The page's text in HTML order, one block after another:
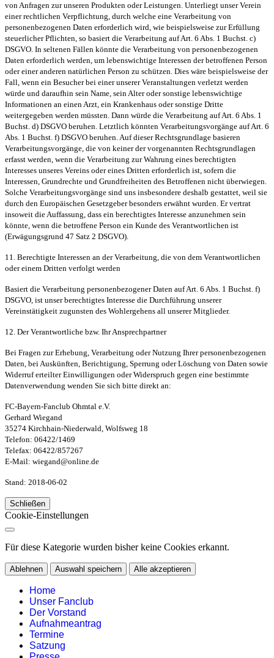
von Anfragen zur unseren Produkten oder Leistungen. Unterliegt unser Verein
einer rechtlichen Verpflichtung, durch welche eine Verarbeitung von
personenbezogenen Daten erforderlich wird, wie beispielsweise zur Erfüllung
steuerlicher Pflichten, so basiert die Verarbeitung auf Art. 6 Abs. 1 Buchst. c)
DSGVO. In seltenen Fällen könnte die Verarbeitung von personenbezogenen
Daten erforderlich werden, um lebenswichtige Interessen der betroffenen Person
oder einer anderen natürlichen Person zu schützen. Dies wäre beispielsweise der
Fall, wenn ein Besucher bei einer unserer Veranstaltungen verletzt werden
würde und daraufhin sein Name, sein Alter oder sonstige lebenswichtige
Informationen an einen Arzt, ein Krankenhaus oder sonstige Dritte
weitergegeben werden müssten. Dann würde die Verarbeitung auf Art. 6 Abs. 1
Buchst. d) DSGVO beruhen. Letztlich könnten Verarbeitungsvorgänge auf Art. 6
Abs. 1 Buchst. f) DSGVO beruhen. Auf dieser Rechtsgrundlage basieren
Verarbeitungsvorgänge, die von keiner der vorgenannten Rechtsgrundlagen
erfasst werden, wenn die Verarbeitung zur Wahrung eines berechtigten
Interesses unseres Vereins oder eines Dritten erforderlich ist, sofern die
Interessen, Grundrechte und Grundfreiheiten des Betroffenen nicht überwiegen.
Solche Verarbeitungsvorgänge sind uns insbesondere deshalb gestattet, weil sie
durch den Europäischen Gesetzgeber besonders erwähnt wurden. Er vertrat
insoweit die Auffassung, dass ein berechtigtes Interesse anzunehmen sein
könnte, wenn die betroffene Person ein Kunde des Verantwortlichen ist
(Erwägungsgrund 47 Satz 2 DSGVO).
11. Berechtigte Interessen an der Verarbeitung, die von dem Verantwortlichen
oder einem Dritten verfolgt werden
Basiert die Verarbeitung personenbezogener Daten auf Art. 6 Abs. 1 Buchst. f)
DSGVO, ist unser berechtigtes Interesse die Durchführung unserer
Vereinstätigkeit zugunsten des Wohlergehens all unserer Mitglieder.
12. Der Verantwortliche bzw. Ihr Ansprechpartner
Bei Fragen zur Erhebung, Verarbeitung oder Nutzung Ihrer personenbezogenen
Daten, bei Auskünften, Berichtigung, Sperrung oder Löschung von Daten sowie
Widerruf erteilter Einwilligungen oder Widerspruch gegen eine bestimmte
Datenverwendung wenden Sie sich bitte direkt an:
FC-Bayern-Fanclub Ohmtal e.V.
Gerhard Wiegand
35274 Kirchhain-Niederwald, Wolfsweg 18
Telefon: 06422/1469
Telefax: 06422/857267
E-Mail: wiegand@online.de
Stand: 2018-06-02
Schließen
Cookie-Einstellungen
Für diese Kategorie wurden bisher keine Cookies erkannt.
Ablehnen Auswahl speichern Alle akzeptieren
Home
Unser Fanclub
Der Vorstand
Aufnahmeantrag
Termine
Satzung